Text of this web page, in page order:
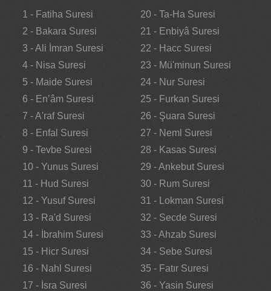
1 - Fatiha Suresi
2 - Bakara Suresi
3 - Ali İmran Suresi
4 - Nisa Suresi
5 - Maide Suresi
6 - En’âm Suresi
7 - A'raf Suresi
8 - Enfal Suresi
9 - Tevbe Suresi
10 - Yunus Suresi
11 - Hud Suresi
12 - Yusuf Suresi
13 - Ra'd Suresi
14 - İbrahim Suresi
15 - Hicr Suresi
16 - Nahl Suresi
17 - İsra Suresi
20 - Ta-Ha Suresi
21 - Enbiyâ Suresi
22 - Hacc Suresi
23 - Mü'minun Suresi
24 - Nur Suresi
25 - Furkan Suresi
26 - Şuara Suresi
27 - Neml Suresi
28 - Kasas Suresi
29 - Ankebut Suresi
30 - Rum Suresi
31 - Lokman Suresi
32 - Secde Suresi
33 - Ahzab Suresi
34 - Sebe Suresi
35 - Fatır Suresi
36 - Yasin Suresi